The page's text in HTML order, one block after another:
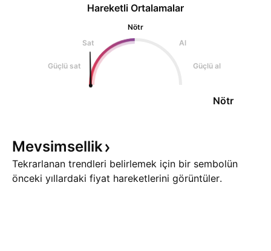
Hareketli Ortalamalar
Nötr
Sat
Al
Güçlü sat Güçlü al
Nötr
Mevsimsellik
Tekrarlanan trendleri belirlemek için bir sembolün
önceki yıllardaki fiyat hareketlerini görüntüler.